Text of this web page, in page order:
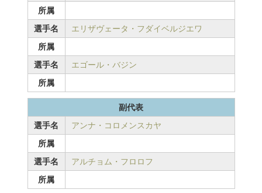
所属
選手名
エリザヴェータ・フダイベルジエワ
所属
選手名
エゴール・バジン
所属
副代表
選手名
アンナ・コロメンスカヤ
所属
選手名
アルチョム・フロロフ
所属